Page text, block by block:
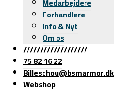
Forhandlere
Info & Nyt
Om os
///////////////////
75 82 16 22
Billeschou@bsmarmor.dk
Webshop